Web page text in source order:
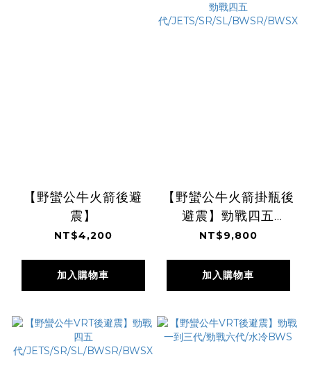
【野蠻公牛火箭後避
震】
NT$4,200
加入購物車
【野蠻公牛火箭掛瓶後
避震】勁戰四五
代/JETS/SR/SL/
NT$9,800
加入購物車